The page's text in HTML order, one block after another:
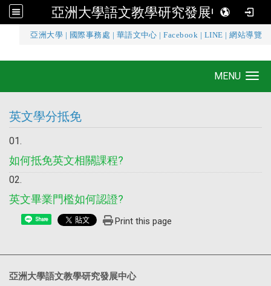
亞洲大學語文教學研究發展中心
亞洲大學 國際事務處 華語文中心 |Facebook LINE |網站導覽
亞洲大學語文教學研究發展中心
MENU
英文學分抵免
如何抵免英文相關課程?
英文畢業門檻如何認證?
Share Print this page
亞洲大學語文教學研究發展中心